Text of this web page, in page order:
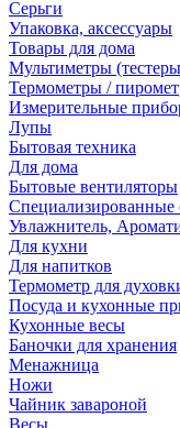
Серьги
Упаковка, аксессуары
Товары для дома
Мультиметры
Термометры /
Измерительные
Лупы
Бытовая техника
Для дома
Бытовые вентиляторы
Специализированные
Увлажнитель,
Для кухни
Для напитков
Термометр для
Посуда и кухонные
Кухонные весы
Баночки для хранения
Менажница
Ножи
Чайник завароной
Весы